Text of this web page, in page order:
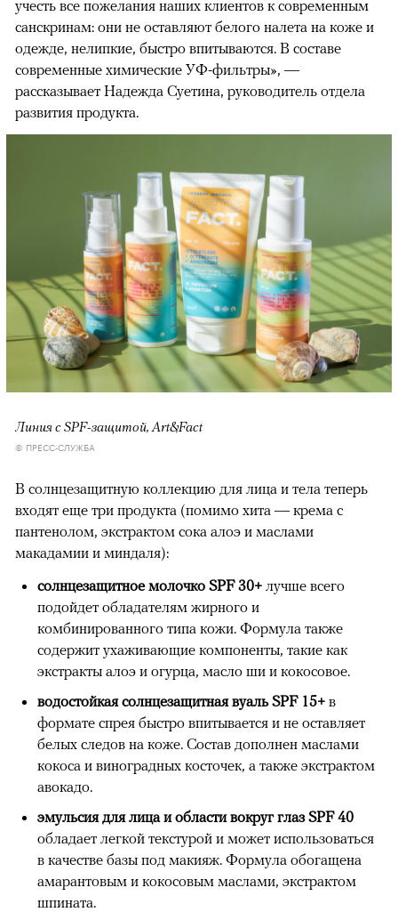
учесть все пожелания наших клиентов к современным
санскринам: они не оставляют белого налета на коже и
одежде, нелипкие, быстро впитываются. В составе
современные химические УФ-фильтры», —
рассказывает Надежда Суетина, руководитель отдела
развития продукта.
Линия с SPF-защитой, Art&Fact
© ПРЕСС-СЛУЖБА
В солнцезащитную коллекцию для лица и тела теперь
входят еще три продукта (помимо хита — крема с
пантенолом, экстрактом сока алоэ и маслами
макадамии и миндаля):
солнцезащитное молочко SPF 30+ лучше всего
подойдет обладателям жирного и
комбинированного типа кожи. Формула также
содержит ухаживающие компоненты, такие как
экстракты алоэ и огурца, масло ши и кокосовое.
водостойкая солнцезащитная вуаль SPF 15+ в
формате спрея быстро впитывается и не оставляет
белых следов на коже. Состав дополнен маслами
кокоса и виноградных косточек, а также экстрактом
авокадо.
эмульсия для лица и области вокруг глаз SPF 40
обладает легкой текстурой и может использоваться
в качестве базы под макияж. Формула обогащена
амарантовым и кокосовым маслами, экстрактом
шпината.